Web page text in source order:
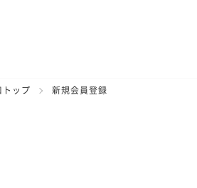
トップ 新規会員登録